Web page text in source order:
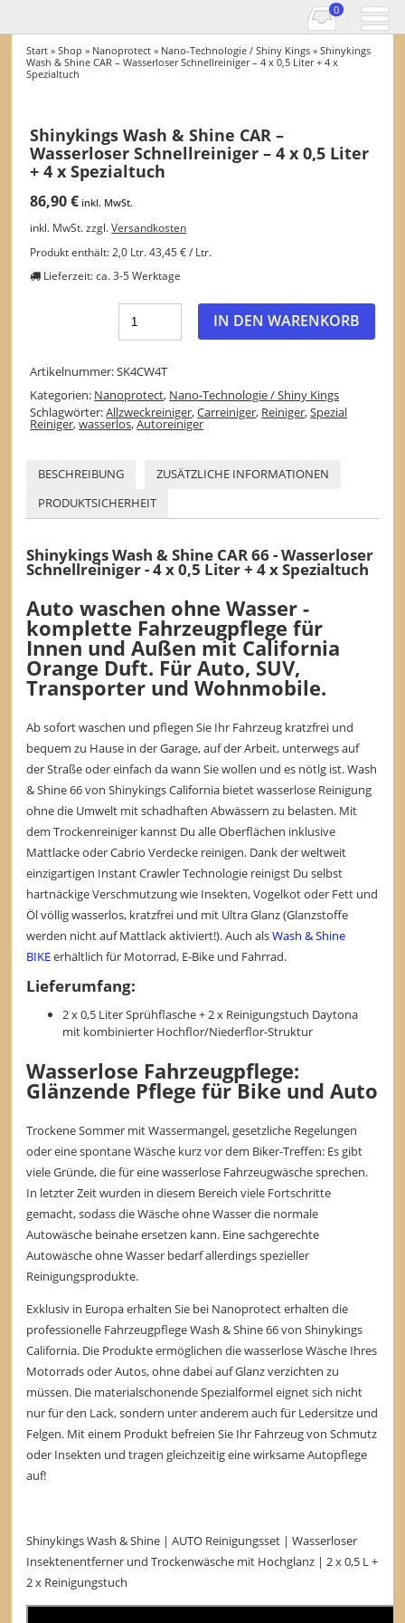
0
Start »Shop » Nanoprotect » Nano-Technologie / Shiny Kings » Shinykings
Wash & Shine CAR – Wasserloser Schnellreiniger – 4 x 0,5 Liter + 4 x
Spezialtuch
Shinykings Wash & Shine CAR –
Wasserloser Schnellreiniger – 4 x 0,5 Liter
+ 4 x Spezialtuch
86,90€ inkl. MwSt.
inkl. MwSt. zzgl.Versandkosten
Produkt enthält: 2,0 Ltr. 43,45€/ Ltr.
Lieferzeit:ca. 3-5 Werktage
IN DEN WARENKORB
Artikelnummer:SK4CW4T
Kategorien: Nanoprotect, Nano-Technologie / Shiny Kings
Schlagwörter:Allzweckreiniger,Carreiniger, Reiniger,Spezial
Reiniger,wasserlos,Autoreiniger
BESCHREIBUNG
ZUSÄTZLICHE INFORMATIONEN
PRODUKTSICHERHEIT
Shinykings Wash & Shine CAR 66 - Wasserloser
Schnellreiniger - 4 x 0,5 Liter + 4 x Spezialtuch
Auto waschen ohne Wasser -
komplette Fahrzeugpflege für
Innen und Außen mit California
Orange Duft. Für Auto, SUV,
Transporter und Wohnmobile.
Ab sofort waschen und pflegen Sie Ihr Fahrzeug kratzfrei und
bequem zu Hause in der Garage, auf der Arbeit, unterwegs auf
der Straße oder einfach da wann Sie wollen und es nötlg ist. Wash
& Shine 66 von Shinykings California bietet wasserlose Reinigung
ohne die Umwelt mit schadhaften Abwässern zu belasten. Mit
dem Trockenreiniger kannst Du alle Oberflächen inklusive
Mattlacke oder Cabrio Verdecke reinigen. Dank der weltweit
einzigartigen Instant Crawler Technologie reinigst Du selbst
hartnäckige Verschmutzung wie Insekten, Vogelkot oder Fett und
Öl völlig wasserlos, kratzfrei und mit Ultra Glanz (Glanzstoffe
werden nicht auf Mattlack aktiviert!). Auch alsWash & Shine
BIKEerhältlich für Motorrad, E-Bike und Fahrrad.
Lieferumfang:
2 x 0,5 Liter Sprühflasche + 2 x Reinigungstuch Daytona
mit kombinierter Hochflor/Niederflor-Struktur
Wasserlose Fahrzeugpflege:
Glänzende Pflege für Bike und Auto
Trockene Sommer mit Wassermangel, gesetzliche Regelungen
oder eine spontane Wäsche kurz vor dem Biker-Treffen: Es gibt
viele Gründe, die für eine wasserlose Fahrzeugwäsche sprechen.
In letzter Zeit wurden in diesem Bereich viele Fortschritte
gemacht, sodass die Wäsche ohne Wasser die normale
Autowäsche beinahe ersetzen kann. Eine sachgerechte
Autowäsche ohne Wasser bedarf allerdings spezieller
Reinigungsprodukte.
Exklusiv in Europa erhalten Sie bei Nanoprotect erhalten die
professionelle Fahrzeugpflege Wash & Shine 66 von Shinykings
California. Die Produkte ermöglichen die wasserlose Wäsche Ihres
Motorrads oder Autos, ohne dabei auf Glanz verzichten zu
müssen. Die materialschonende Spezialformel eignet sich nicht
nur für den Lack, sondern unter anderem auch für Ledersitze und
Felgen. Mit einem Produkt befreien Sie Ihr Fahrzeug von Schmutz
oder Insekten und tragen gleichzeitig eine wirksame Autopflege
auf!
Shinykings Wash & Shine | AUTO Reinigungsset | Wasserloser
Insektenentferner und Trockenwäsche mit Hochglanz | 2 x 0,5 L +
2 x Reinigungstuch